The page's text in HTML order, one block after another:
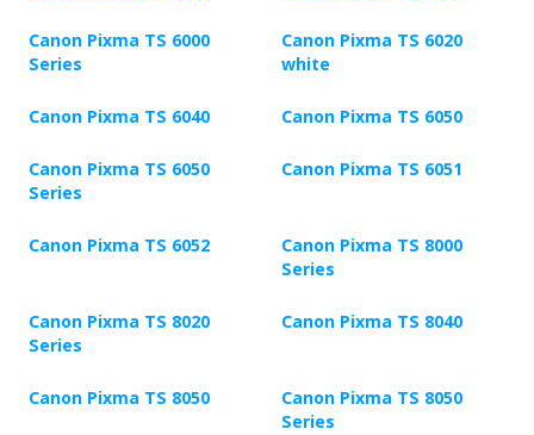
Canon Pixma TS 6000
Series
Canon Pixma TS 6020
white
Canon Pixma TS 6040 Canon Pixma TS 6050
Canon Pixma TS 6050
Series
Canon Pixma TS 6051
Canon Pixma TS 6052
Canon Pixma TS 8000
Series
Canon Pixma TS 8020
Series
Canon Pixma TS 8040
Canon Pixma TS 8050
Canon Pixma TS 8050
Series